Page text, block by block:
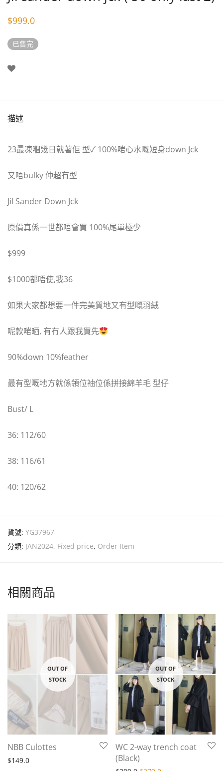
$999.0
已售完
描述
23最凍嗰幾日就著佢 型✓ 100%啱心水嘅短身down Jck
又唔bulky 仲超有型
Jil Sander Down Jck
原價真係一世都唔會買 100%尾單極少
$999
$1000都唔使,我36
如果大家都想要一件完美質地又有型嘅羽絨
呢款啱晒, 有冇人跟我買先
90%down 10%feather
最有型嘅地方就係領位袖位係拼接綿羊毛 型仔
Bust/ L
36: 112/60
38: 116/61
40: 120/62
貨號: YG37967
分類: JAN2024, Fixed price, Order Item
相關商品
NBB Culottes
$149.0
WC 2-way trench coat
(Black)